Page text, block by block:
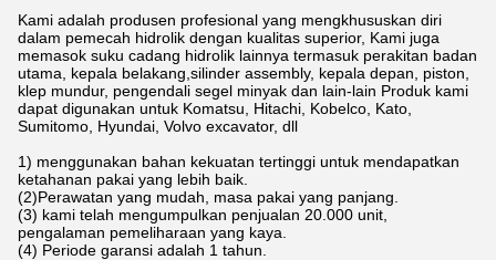
Kami adalah produsen profesional yang mengkhususkan diri
dalam pemecah hidrolik dengan kualitas superior, Kami juga
memasok suku cadang hidrolik lainnya termasuk perakitan badan
utama, kepala belakang,silinder assembly, kepala depan, piston,
klep mundur, pengendali segel minyak dan lain-lain Produk kami
dapat digunakan untuk Komatsu, Hitachi, Kobelco, Kato,
Sumitomo, Hyundai, Volvo excavator, dll
1) menggunakan bahan kekuatan tertinggi untuk mendapatkan
ketahanan pakai yang lebih baik.
(2)Perawatan yang mudah, masa pakai yang panjang.
(3) kami telah mengumpulkan penjualan 20.000 unit,
pengalaman pemeliharaan yang kaya.
(4) Periode garansi adalah 1 tahun.